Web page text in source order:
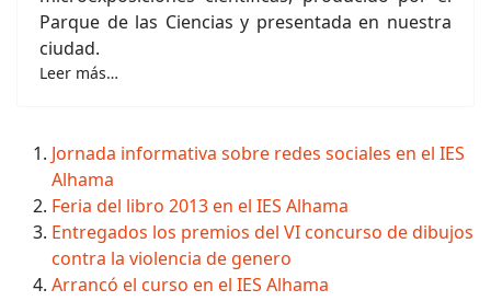
Parque de las Ciencias y presentada en nuestra
ciudad.
Leer más…
Jornada informativa sobre redes sociales en el IES
Alhama
Feria del libro 2013 en el IES Alhama
Entregados los premios del VI concurso de dibujos
contra la violencia de genero
Arrancó el curso en el IES Alhama